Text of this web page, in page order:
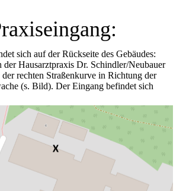
sich auf der Rückseite des Gebäudes:
der Hausarztpraxis Dr. Schindler/Neubauer
rechten Straßenkurve in Richtung der
(s. Bild). Der Eingang befindet sich